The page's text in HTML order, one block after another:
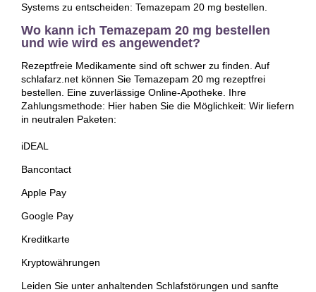
Systems zu entscheiden: Temazepam 20 mg bestellen.
Wo kann ich Temazepam 20 mg bestellen
und wie wird es angewendet?
Rezeptfreie Medikamente sind oft schwer zu finden. Auf
schlafarz.net können Sie Temazepam 20 mg rezeptfrei
bestellen. Eine zuverlässige Online-Apotheke. Ihre
Zahlungsmethode: Hier haben Sie die Möglichkeit: Wir liefern
in neutralen Paketen:
iDEAL
Bancontact
Apple Pay
Google Pay
Kreditkarte
Kryptowährungen
Leiden Sie unter anhaltenden Schlafstörungen und sanfte